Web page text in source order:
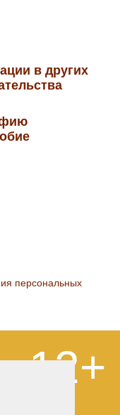
в других
персональных
12+